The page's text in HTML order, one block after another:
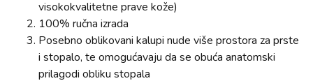
visokokvalitetne prave kože)
100% ručna izrada
Posebno oblikovani kalupi nude više prostora za prste
i stopalo, te omogućavaju da se obuća anatomski
prilagodi obliku stopala